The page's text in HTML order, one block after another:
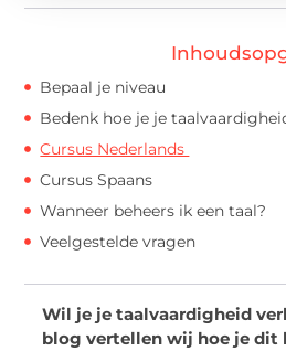
Bepaal je niveau
Bedenk hoe je je
Cursus Nederlands
Cursus Spaans
Wanneer beheers ik een taal?
Veelgestelde vragen
Wil je je taalvaardigheid
blog vertellen wij hoe je dit